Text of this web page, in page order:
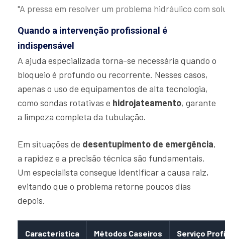
"A pressa em resolver um problema hidráulico com
Quando a intervenção profissional é
indispensável
A ajuda especializada torna-se necessária quando o
bloqueio é profundo ou recorrente. Nesses casos,
apenas o uso de equipamentos de alta tecnologia,
como sondas rotativas e hidrojateamento, garante
a limpeza completa da tubulação.
Em situações de desentupimento de emergência,
a rapidez e a precisão técnica são fundamentais.
Um especialista consegue identificar a causa raiz,
evitando que o problema retorne poucos dias
depois.
Característica Métodos Caseiros Serviço